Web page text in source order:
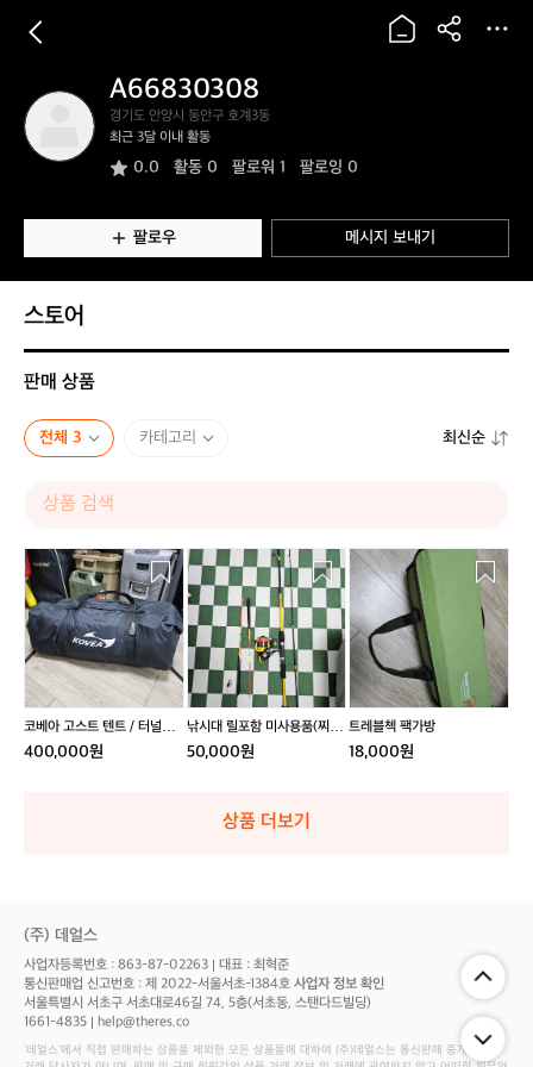
A
6
6
0
0
8
A66830308
경기도 안양시 동안구 호계3동
최근 3달 이내 활동
0.0 활동 0 팔로워 1 팔로잉 0
팔로우 메시지 보내기
스토어
판매 상품
전체 3 카테고리 최신순
코
베
아
고
스
트
텐
트
/
터
래
할
인)
코베아 고스트 텐트 / 터널형
텐트(쿨거래 할인)
400,000원
낚
시
대
릴
포
함
미
사
용
품
낚시대 릴포함 미사용품(찌증
정)
50,000원
트
레
블
첵
팩
가
방
트레블첵 팩가방
18,000원
상품 더보기
(주) 데얼스
사업자등록번호 : 863-87-02263 대표 : 최혁준
통신판매업 신고번호 : 제 2022-서울서초-1384호 사업자 정보 확인
서울특별시 서초구 서초대로46길 74, 5층(서초동, 스탠다드빌딩)
1661-4835
help@theres.co
‘데얼스'에서 직접 판매하는 상품을 제외한 모든 상품들에 대하여 (주)데얼스는 통신판매 중개자로서